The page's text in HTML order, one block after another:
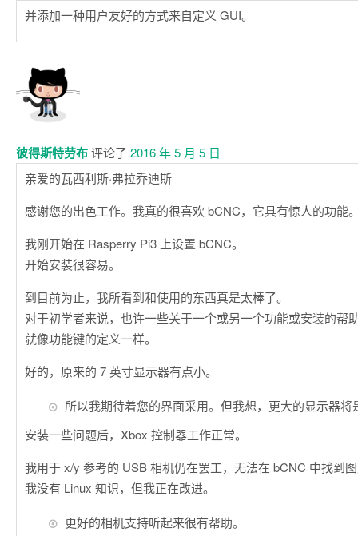
并添加一种用户友好的方式来自定义 GUI。
彼得斯特劳布评论了 2016 年 5 月 5 日
亲爱的瓦西利斯·弗拉乔迪斯
感谢您的出色工作。我真的很喜欢 bCNC，它具有惊人的功能
我刚开始在 Rasperry Pi3 上设置 bCNC。
开始安装很容易。
到目前为止，我所看到和使用的东西真是太棒了。
对于初学者来说，也许一些关于一个或另一个功能或安装的帮
就像功能键的定义一样。
好的，原来的 7 英寸显示器有点小。
所以我期待着您的界面采用。但我想，更大的显示器将
安装一些问题后，Xbox 控制器工作正常。
我用于 x/y 参考的 USB 相机仍在罢工，无法在 bCNC 中找到
我没有 Linux 知识，但我正在改进。
更好的相机支持听起来很有帮助。